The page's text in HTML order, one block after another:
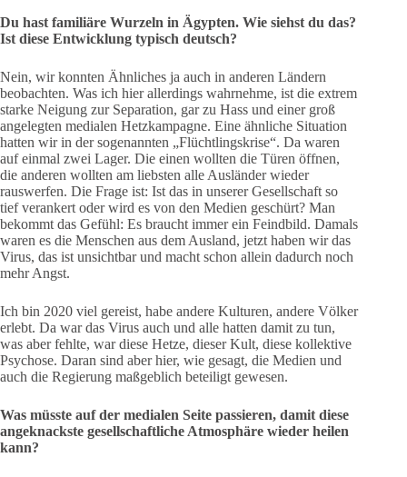
Du hast familiäre Wurzeln in Ägypten. Wie siehst du das?
Ist diese Entwicklung typisch deutsch?
Nein, wir konnten Ähnliches ja auch in anderen Ländern
beobachten. Was ich hier allerdings wahrnehme, ist die extrem
starke Neigung zur Separation, gar zu Hass und einer groß
angelegten medialen Hetzkampagne. Eine ähnliche Situation
hatten wir in der sogenannten „Flüchtlingskrise“. Da waren
auf einmal zwei Lager. Die einen wollten die Türen öffnen,
die anderen wollten am liebsten alle Ausländer wieder
rauswerfen. Die Frage ist: Ist das in unserer Gesellschaft so
tief verankert oder wird es von den Medien geschürt? Man
bekommt das Gefühl: Es braucht immer ein Feindbild. Damals
waren es die Menschen aus dem Ausland, jetzt haben wir das
Virus, das ist unsichtbar und macht schon allein dadurch noch
mehr Angst.
Ich bin 2020 viel gereist, habe andere Kulturen, andere Völker
erlebt. Da war das Virus auch und alle hatten damit zu tun,
was aber fehlte, war diese Hetze, dieser Kult, diese kollektive
Psychose. Daran sind aber hier, wie gesagt, die Medien und
auch die Regierung maßgeblich beteiligt gewesen.
Was müsste auf der medialen Seite passieren, damit diese
angeknackste gesellschaftliche Atmosphäre wieder heilen
kann?